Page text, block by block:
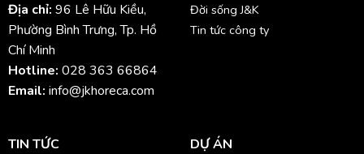
Địa chỉ: 96 Lê Hữu Kiều,
Phường Bình Trưng, Tp. Hồ
Chí Minh
Hotline: 028 363 66864
Email: info@jkhoreca.com
Đời sống J&K
Tin tức công ty
TIN TỨC DỰ ÁN